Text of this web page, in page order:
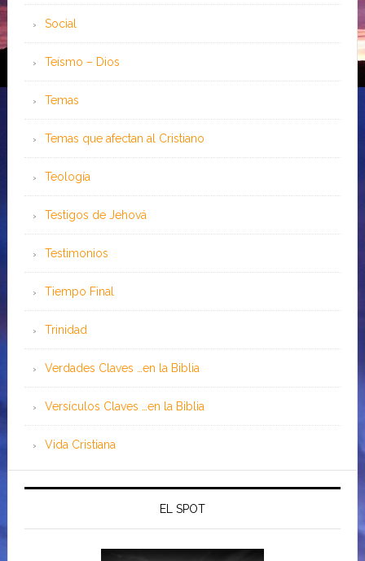
Social
Teísmo – Dios
Temas
Temas que afectan al Cristiano
Teología
Testigos de Jehová
Testimonios
Tiempo Final
Trinidad
Verdades Claves …en la Biblia
Versículos Claves …en la Biblia
Vida Cristiana
EL SPOT